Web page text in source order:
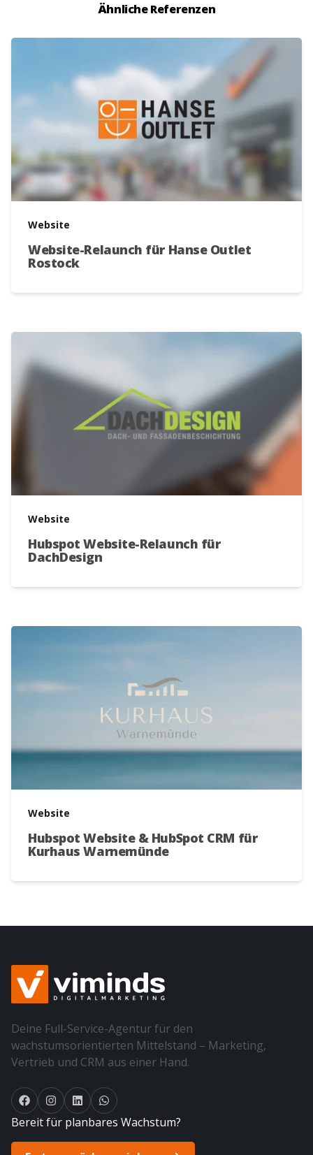
Zur Webseite
Ähnliche Referenzen
Website
Website-Relaunch für Hanse Outlet
Rostock
Website
Hubspot Website-Relaunch für
DachDesign
Website
Hubspot Website & HubSpot CRM für
Kurhaus Warnemünde
Deine Full-Service-Agentur für den
wachstumsorientierten Mittelstand – Marketing,
Vertrieb und CRM aus einer Hand.
Bereit für planbares Wachstum?